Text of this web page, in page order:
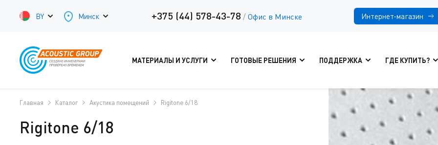
BY Минск +375 (44) 578-43-78 / Офис в Минске Интернет-магазин
МАТЕРИАЛЫ И УСЛУГИ ГОТОВЫЕ РЕШЕНИЯ ПОДДЕРЖКА ГДЕ КУПИТЬ?
Главная Каталог Акустика помещений Rigitone 6/18
Rigitone 6/18